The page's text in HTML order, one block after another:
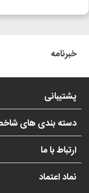
خبرنامه
پشتیبانی
دسته بندی های
ارتباط با ما
نماد اعتماد